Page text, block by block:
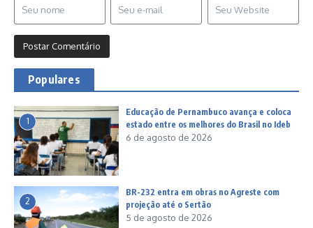
Populares
1
Educação de Pernambuco avança e coloca
estado entre os melhores do Brasil no Ideb
6 de agosto de 2026
2
BR-232 entra em obras no Agreste com
projeção até o Sertão
5 de agosto de 2026